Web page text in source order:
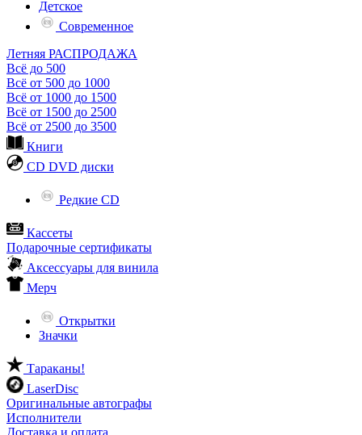
Детское
Современное
Летняя РАСПРОДАЖА
Всё до 500
Всё от 500 до 1000
Всё от 1000 до 1500
Всё от 1500 до 2500
Всё от 2500 до 3500
Книги
CD DVD диски
Редкие CD
Кассеты
Подарочные сертификаты
Аксессуары для винила
Мерч
Открытки
Значки
Тараканы!
LaserDisc
Оригинальные автографы
Исполнители
Доставка и оплата